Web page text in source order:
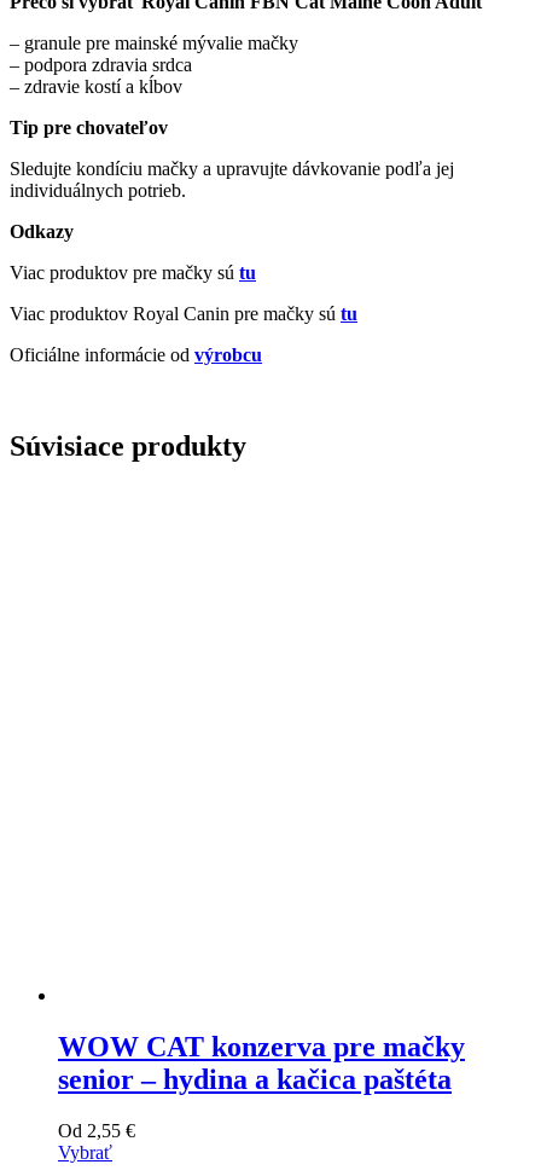
– granule pre mainské mývalie mačky
– podpora zdravia srdca
– zdravie kostí a kĺbov
Tip pre chovateľov
Sledujte kondíciu mačky a upravujte dávkovanie podľa jej
individuálnych potrieb.
Odkazy
Viac produktov pre mačky sú tu
Viac produktov Royal Canin pre mačky sú tu
Oficiálne informácie od výrobcu
Súvisiace produkty
WOW CAT konzerva pre mačky
senior – hydina a kačica paštéta
Od 2,55 €
Vybrať